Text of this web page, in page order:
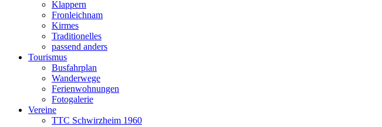
Klappern
Fronleichnam
Kirmes
Traditionelles
passend anders
Tourismus
Busfahrplan
Wanderwege
Ferienwohnungen
Fotogalerie
Vereine
TTC Schwirzheim 1960